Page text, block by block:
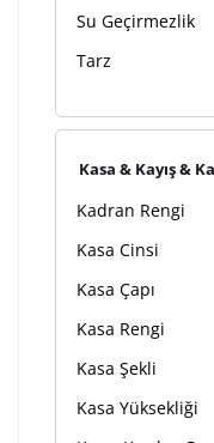
Su Geçirmezlik
Tarz
Kasa & Kayış &
Kadran Rengi
Kasa Cinsi
Kasa Çapı
Kasa Rengi
Kasa Şekli
Kasa Yüksekliği